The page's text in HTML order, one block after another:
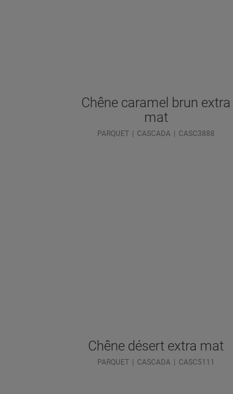
Chêne caramel brun extra
mat
PARQUET CASCADA CASC3888
Chêne désert extra mat
PARQUET CASCADA CASC5111